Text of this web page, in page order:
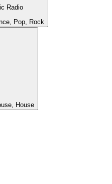
Radio
Pop, Rock
House